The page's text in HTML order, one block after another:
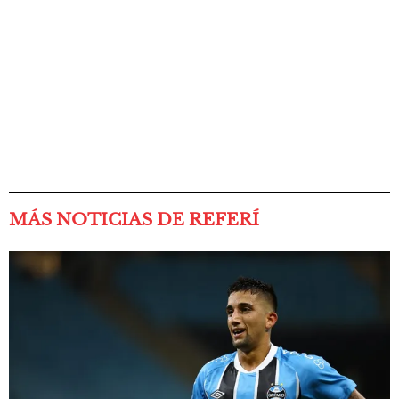
MÁS NOTICIAS DE REFERÍ